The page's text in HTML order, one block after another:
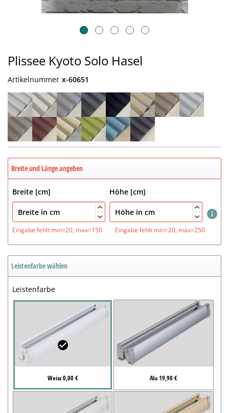
Plissee Kyoto Solo Hasel
Artikelnummer x-60651
Breite und Länge angeben
Breite [cm]


Höhe [cm]


Eingabe fehlt min=20, max=150 Eingabe fehlt min=20, max=250
Leistenfarbe wählen
Leistenfarbe
Weiss 0,00 € Alu 19,90 €